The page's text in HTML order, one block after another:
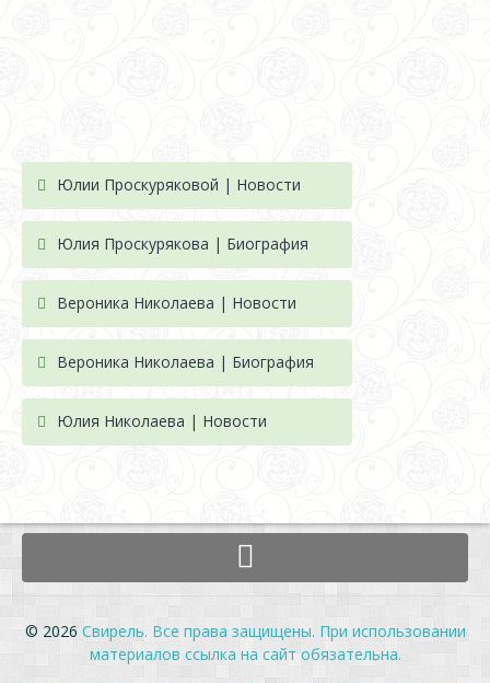
Юлии Проскуряковой | Новости
Юлия Проскурякова | Биография
Вероника Николаева | Новости
Вероника Николаева | Биография
Юлия Николаева | Новости
© 2026 Свирель. Все права защищены. При использовании
материалов ссылка на сайт обязательна.